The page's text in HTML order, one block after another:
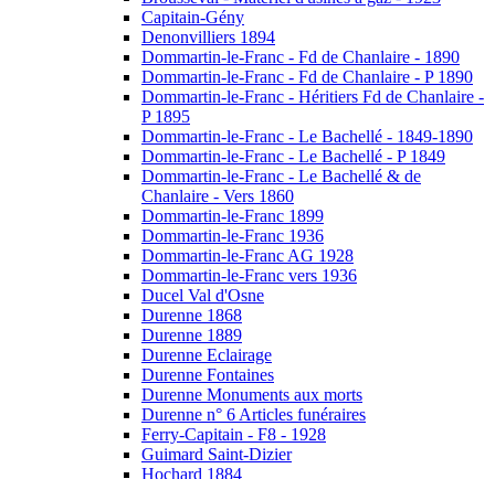
Capitain-Gény
Denonvilliers 1894
Dommartin-le-Franc - Fd de Chanlaire - 1890
Dommartin-le-Franc - Fd de Chanlaire - P 1890
Dommartin-le-Franc - Héritiers Fd de Chanlaire -
P 1895
Dommartin-le-Franc - Le Bachellé - 1849-1890
Dommartin-le-Franc - Le Bachellé - P 1849
Dommartin-le-Franc - Le Bachellé & de
Chanlaire - Vers 1860
Dommartin-le-Franc 1899
Dommartin-le-Franc 1936
Dommartin-le-Franc AG 1928
Dommartin-le-Franc vers 1936
Ducel Val d'Osne
Durenne 1868
Durenne 1889
Durenne Eclairage
Durenne Fontaines
Durenne Monuments aux morts
Durenne n° 6 Articles funéraires
Ferry-Capitain - F8 - 1928
Guimard Saint-Dizier
Hochard 1884